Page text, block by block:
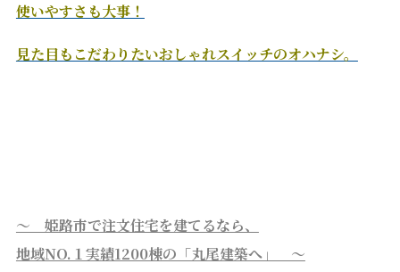
使いやすさも大事！
見た目もこだわりたいおしゃれスイッチのオハナシ。
～ 姫路市で注文住宅を建てるなら、
地域NO.１実績1200棟の「丸尾建築へ」 ～